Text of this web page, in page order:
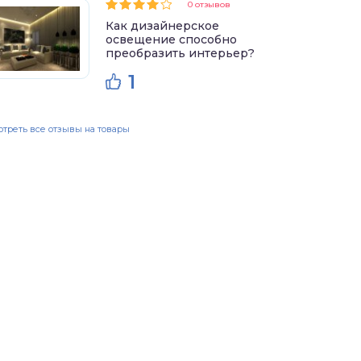
0 отзывов
Как дизайнерское
освещение способно
преобразить интерьер?
1
все отзывы на товары